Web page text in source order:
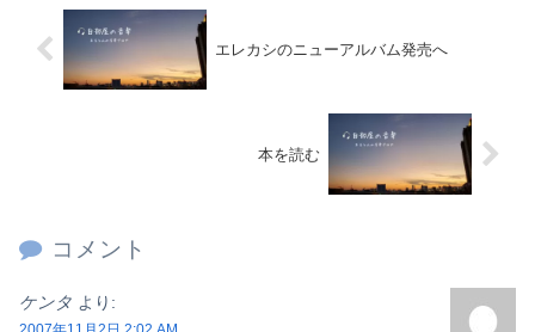
エレカシのニューアルバム発売へ
本を読む
コメント
ケンタ より: